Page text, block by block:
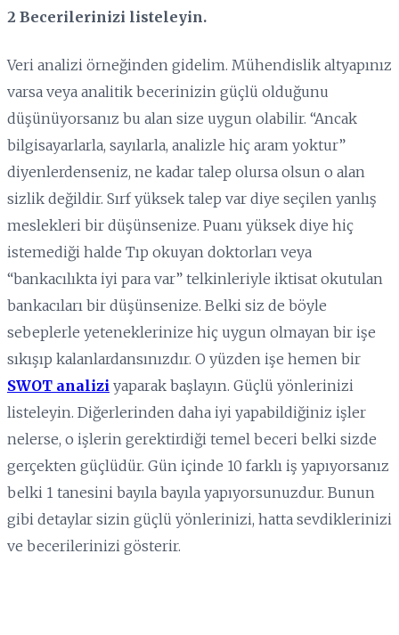
2 Becerilerinizi listeleyin.
Veri analizi örneğinden gidelim. Mühendislik altyapınız
varsa veya analitik becerinizin güçlü olduğunu
düşünüyorsanız bu alan size uygun olabilir. “Ancak
bilgisayarlarla, sayılarla, analizle hiç aram yoktur”
diyenlerdenseniz, ne kadar talep olursa olsun o alan
sizlik değildir. Sırf yüksek talep var diye seçilen yanlış
meslekleri bir düşünsenize. Puanı yüksek diye hiç
istemediği halde Tıp okuyan doktorları veya
“bankacılıkta iyi para var” telkinleriyle iktisat okutulan
bankacıları bir düşünsenize. Belki siz de böyle
sebeplerle yeteneklerinize hiç uygun olmayan bir işe
sıkışıp kalanlardansınızdır. O yüzden işe hemen bir
SWOT analizi yaparak başlayın. Güçlü yönlerinizi
listeleyin. Diğerlerinden daha iyi yapabildiğiniz işler
nelerse, o işlerin gerektirdiği temel beceri belki sizde
gerçekten güçlüdür. Gün içinde 10 farklı iş yapıyorsanız
belki 1 tanesini bayıla bayıla yapıyorsunuzdur. Bunun
gibi detaylar sizin güçlü yönlerinizi, hatta sevdiklerinizi
ve becerilerinizi gösterir.